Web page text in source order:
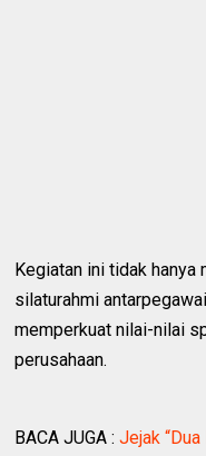
Kegiatan ini tidak hanya
silaturahmi
memperkuat nilai-nilai
perusahaan.
BACA JUGA :Jejak